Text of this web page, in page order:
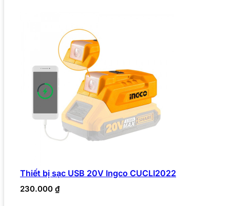
Thiết bị sạc USB 20V Ingco CUCLI2022
230.000 ₫